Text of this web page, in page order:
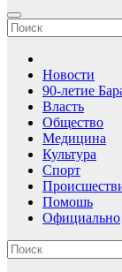
Новости
90-летие
Власть
Общество
Медицина
Культура
Спорт
Помошь
Официально